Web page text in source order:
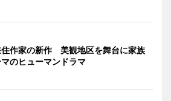
住作家の新作 美観地区を舞台に家族
のヒューマンドラマ